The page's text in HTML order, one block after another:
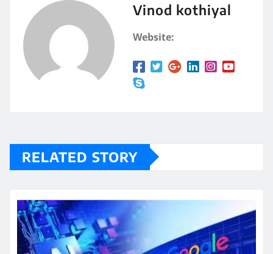
Vinod kothiyal
Website:
RELATED STORY